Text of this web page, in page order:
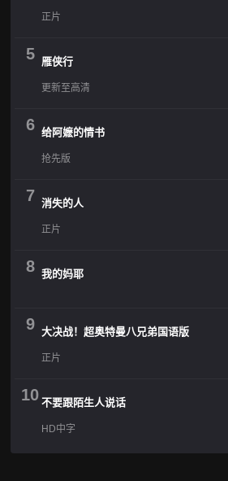
正片
5 雁侠行
更新至高清
6 给阿嬷的情书
抢先版
7 消失的人
正片
8 我的妈耶
9 大决战！超奥特曼八兄弟国语版
正片
10 不要跟陌生人说话
HD中字